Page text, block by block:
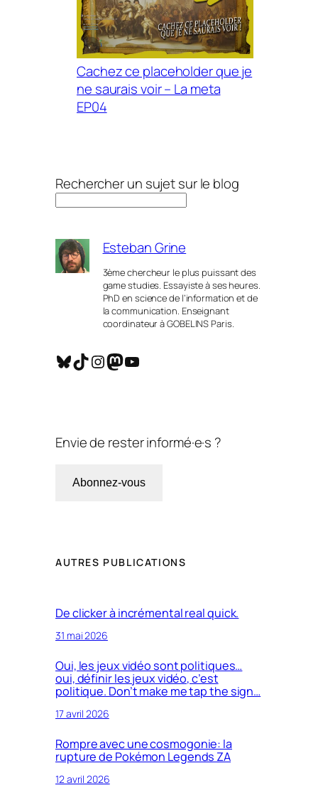
Cachez ce placeholder que je
ne saurais voir – La meta
EP04
Rechercher un sujet sur le blog
Esteban Grine
3ème chercheur le plus puissant des
game studies. Essayiste à ses heures.
PhD en science de l’information et de
la communication. Enseignant
coordinateur à GOBELINS Paris.
Bluesky TikTok InstagramMastodon YouTube
Envie de rester informé·e·s ?
Abonnez-vous
AUTRES PUBLICATIONS
De clicker à incrémental real quick.
31 mai 2026
Oui, les jeux vidéo sont politiques…
oui, définir les jeux vidéo, c’est
politique. Don’t make me tap the sign…
17 avril 2026
Rompre avec une cosmogonie: la
rupture de Pokémon Legends ZA
12 avril 2026